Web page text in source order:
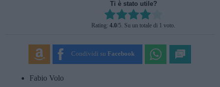
Ti è stato utile?
Rate this item:
SUBMIT RATING
Rating: 4.0/5. Su un totale di 1 voto.
Condividi su Facebook
Fabio Volo